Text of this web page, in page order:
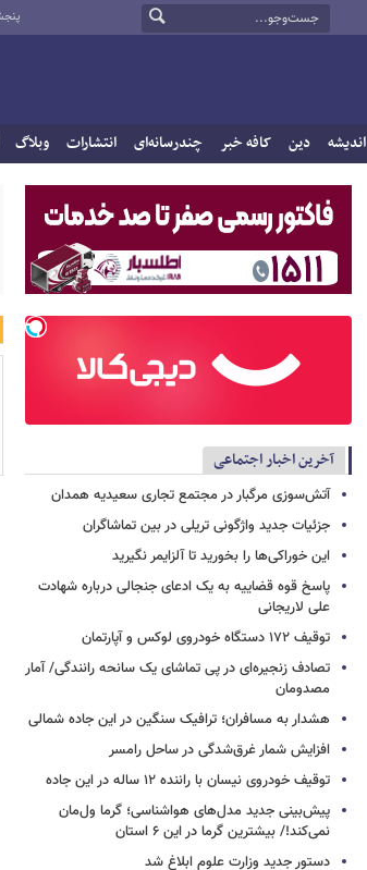
پنجشنبه
اندیشه دین کافه خبر چندرسانه‌ای انتشارات وبلاگ
آخرین اخبار اجتماعی
آتش‌سوزی مرگبار در مجتمع تجاری سعیدیه همدان
جزئیات جدید واژگونی تریلی در بین تماشاگران
این خوراکی‌ها را بخورید تا آلزایمر نگیرید
پاسخ قوه قضاییه به یک ادعای جنجالی درباره شهادت
علی لاریجانی
توقیف ۱۷۲ دستگاه خودروی لوکس و آپارتمان
تصادف زنجیره‌ای در پی تماشای یک سانحه رانندگی/ آمار
مصدومان
هشدار به مسافران؛ ترافیک سنگین در این جاده شمالی
افزایش شمار غرق‌شدگی در ساحل رامسر
توقیف خودروی نیسان با راننده ۱۲ ساله در این جاده
پیش‌بینی جدید مدل‌های هواشناسی؛ گرما ول‌مان
نمی‌کند!/ بیشترین گرما در این ۶ استان
دستور جدید وزارت علوم ابلاغ شد